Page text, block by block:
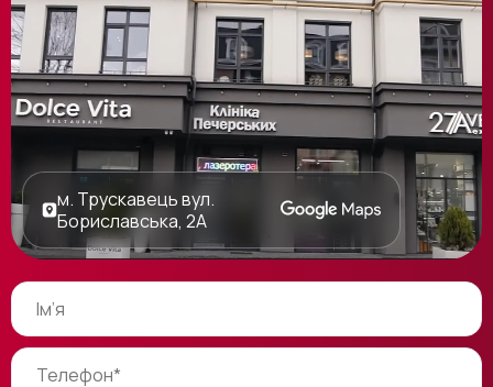
м. Трускавець вул.
Бориславська, 2А